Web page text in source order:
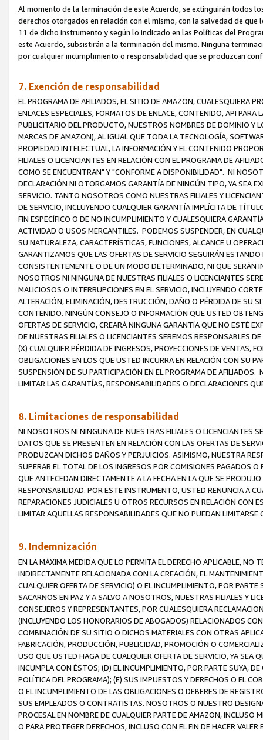
Al momento de la terminación de este Acuerdo, se extinguirán todos
derechos otorgados en relación con el mismo, con la salvedad de
11 de dicho instrumento y según lo indicado en las Políticas del
este Acuerdo, subsistirán a la terminación del mismo. Ninguna
por cualquier incumplimiento o responsabilidad que se produzcan
7. Exención de responsabilidad
EL PROGRAMA DE AFILIADOS, EL SITIO DE AMAZON, CUALESQUIERA
ENLACES ESPECIALES, FORMATOS DE ENLACE, CONTENIDO, API
PUBLICITARIO DEL PRODUCTO, NUESTROS NOMBRES DE DOMINIO Y
MARCAS DE AMAZON), AL IGUAL QUE TODA LA TECNOLOGÍA,
PROPIEDAD INTELECTUAL, LA INFORMACIÓN Y EL CONTENIDO
FILIALES O LICENCIANTES EN RELACIÓN CON EL PROGRAMA DE
COMO SE ENCUENTRAN" Y "CONFORME A DISPONIBILIDAD". NI
DECLARACIÓN NI OTORGAMOS GARANTÍA DE NINGÚN TIPO, YA SEA
SERVICIO. TANTO NOSOTROS COMO NUESTRAS FILIALES Y
DE SERVICIO, INCLUYENDO CUALQUIER GARANTÍA IMPLÍCITA DE
FIN ESPECÍFICO O DE NO INCUMPLIMIENTO Y CUALESQUIERA
ACTIVIDAD O USOS MERCANTILES. PODEMOS SUSPENDER, EN
SU NATURALEZA, CARACTERÍSTICAS, FUNCIONES, ALCANCE U
GARANTIZAMOS QUE LAS OFERTAS DE SERVICIO SEGUIRÁN
CONSISTENTEMENTE O DE UN MODO DETERMINADO, NI QUE SERÁN
NOSOTROS NI NINGUNA DE NUESTRAS FILIALES O LICENCIANTES
MALICIOSOS O INTERRUPCIONES EN EL SERVICIO, INCLUYENDO
ALTERACIÓN, ELIMINACIÓN, DESTRUCCIÓN, DAÑO O PÉRDIDA DE SU
CONTENIDO. NINGÚN CONSEJO O INFORMACIÓN QUE USTED
OFERTAS DE SERVICIO, CREARÁ NINGUNA GARANTÍA QUE NO ESTÉ
DE NUESTRAS FILIALES O LICENCIANTES SEREMOS RESPONSABLES
(X) CUALQUIER PÉRDIDA DE INGRESOS, PROYECCIONES DE VENTAS,
OBLIGACIONES EN LOS QUE USTED INCURRA EN RELACIÓN CON SU
SUSPENSIÓN DE SU PARTICIPACIÓN EN EL PROGRAMA DE
LIMITAR LAS GARANTÍAS, RESPONSABILIDADES O DECLARACIONES
8. Limitaciones de responsabilidad
NI NOSOTROS NI NINGUNA DE NUESTRAS FILIALES O LICENCIANTES
DATOS QUE SE PRESENTEN EN RELACIÓN CON LAS OFERTAS DE
PRODUZCAN DICHOS DAÑOS Y PERJUICIOS. ASIMISMO, NUESTRA
SUPERAR EL TOTAL DE LOS INGRESOS POR COMISIONES PAGADOS
QUE ANTECEDAN DIRECTAMENTE A LA FECHA EN LA QUE SE
RESPONSABILIDAD. POR ESTE INSTRUMENTO, USTED RENUNCIA A
REPARACIONES JUDICIALES U OTROS RECURSOS EN RELACIÓN CON
LIMITAR AQUELLAS RESPONSABILIDADES QUE NO PUEDAN LIMITARSE
9. Indemnización
EN LA MÁXIMA MEDIDA QUE LO PERMITA EL DERECHO APLICABLE,
INDIRECTAMENTE RELACIONADA CON LA CREACIÓN, EL
CUALQUIER OFERTA DE SERVICIO) O EL INCUMPLIMIENTO, POR
SACARNOS EN PAZ Y A SALVO A NOSOTROS, NUESTRAS FILIALES Y
CONSEJEROS Y REPRESENTANTES, POR CUALESQUIERA
(INCLUYENDO LOS HONORARIOS DE ABOGADOS) RELACIONADOS
COMBINACIÓN DE SU SITIO O DICHOS MATERIALES CON OTRAS
FABRICACIÓN, PRODUCCIÓN, PUBLICIDAD, PROMOCIÓN O
USO QUE USTED HAGA DE CUALQUIER OFERTA DE SERVICIO, YA SEA
INCUMPLA CON ÉSTOS; (D) EL INCUMPLIMIENTO, POR PARTE SUYA,
POLÍTICA DEL PROGRAMA); (E) SUS IMPUESTOS Y DERECHOS O EL
O EL INCUMPLIMIENTO DE LAS OBLIGACIONES O DEBERES DE
SUS EMPLEADOS O CONTRATISTAS. NOSOTROS O NUESTRO
PROCESAL EN NOMBRE DE CUALQUIER PARTE DE AMAZON, INCLUSO
O PARA PROTEGER DERECHOS, INCLUSO CON EL FIN DE HACER VALER